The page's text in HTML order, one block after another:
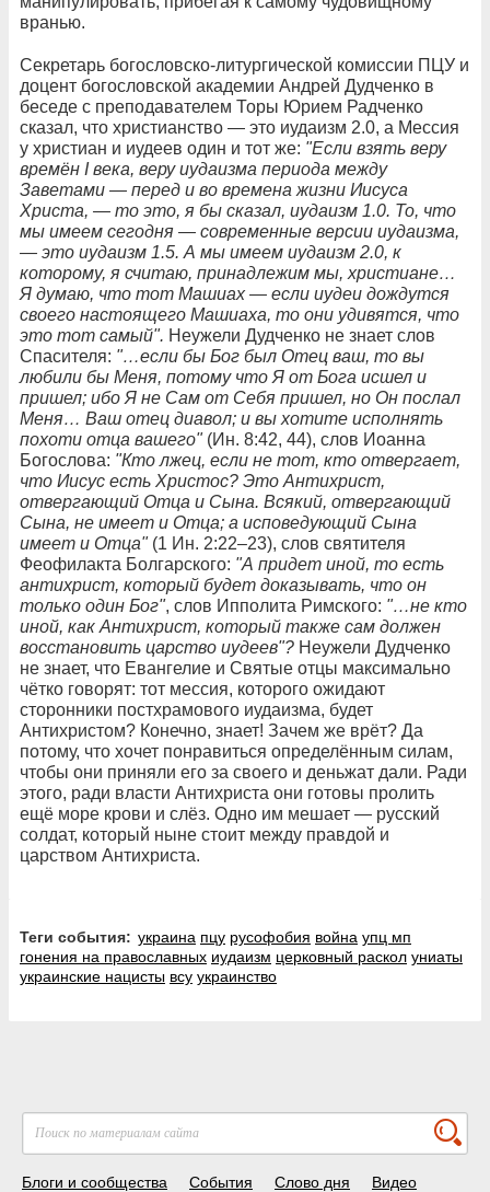
вранью.
Секретарь богословско-литургической комиссии ПЦУ и
доцент богословской академии Андрей Дудченко в
беседе с преподавателем Торы Юрием Радченко
сказал, что христианство — это иудаизм 2.0, а Мессия
у христиан и иудеев один и тот же: "Если взять веру
времён I века, веру иудаизма периода между
Заветами — перед и во времена жизни Иисуса
Христа, — то это, я бы сказал, иудаизм 1.0. То, что
мы имеем сегодня — современные версии иудаизма,
— это иудаизм 1.5. А мы имеем иудаизм 2.0, к
которому, я считаю, принадлежим мы, христиане…
Я думаю, что тот Машиах — если иудеи дождутся
своего настоящего Машиаха, то они удивятся, что
это тот самый". Неужели Дудченко не знает слов
Спасителя: "…если бы Бог был Отец ваш, то вы
любили бы Меня, потому что Я от Бога исшел и
пришел; ибо Я не Сам от Себя пришел, но Он послал
Меня… Ваш отец диавол; и вы хотите исполнять
похоти отца вашего" (Ин. 8:42, 44), слов Иоанна
Богослова: "Кто лжец, если не тот, кто отвергает,
что Иисус есть Христос? Это Антихрист,
отвергающий Отца и Сына. Всякий, отвергающий
Сына, не имеет и Отца; а исповедующий Сына
имеет и Отца"(1 Ин. 2:22–23), слов святителя
Феофилакта Болгарского: "А придет иной, то есть
антихрист, который будет доказывать, что он
только один Бог", слов Ипполита Римского: "…не кто
иной, как Антихрист, который также сам должен
восстановить царство иудеев"? Неужели Дудченко
не знает, что Евангелие и Святые отцы максимально
чётко говорят: тот мессия, которого ожидают
сторонники постхрамового иудаизма, будет
Антихристом? Конечно, знает! Зачем же врёт? Да
потому, что хочет понравиться определённым силам,
чтобы они приняли его за своего и деньжат дали. Ради
этого, ради власти Антихриста они готовы пролить
ещё море крови и слёз. Одно им мешает — русский
солдат, который ныне стоит между правдой и
царством Антихриста.
Теги события: украина пцу русофобия война упц мп
гонения на православных иудаизм церковный раскол униаты
украинские нацисты всу украинство
Блоги и сообщества События Слово дня Видео